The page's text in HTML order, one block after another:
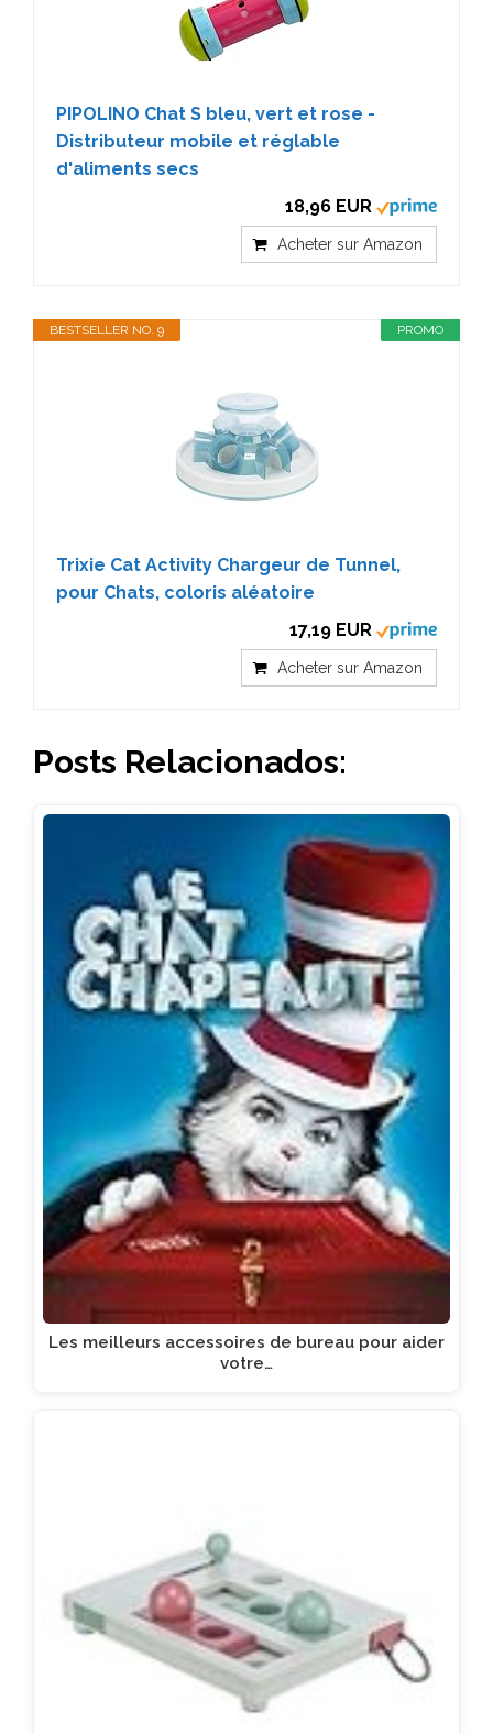
PIPOLINO Chat S bleu, vert et rose -
Distributeur mobile et réglable
d'aliments secs
18,96 EUR
Acheter sur Amazon
PROMO
BESTSELLER NO. 9
Trixie Cat Activity Chargeur de Tunnel,
pour Chats, coloris aléatoire
17,19 EUR
Acheter sur Amazon
Posts Relacionados:
Les meilleurs accessoires de bureau pour aider
votre…